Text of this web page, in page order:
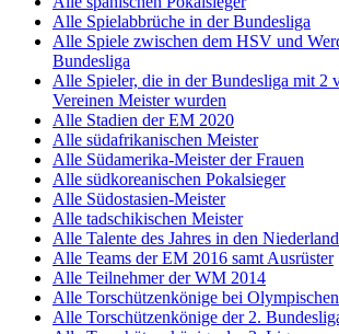
Alle Spielabbrüche in der Bundesliga
Alle Spiele zwischen dem HSV und
Bundesliga
Alle Spieler, die in der Bundesliga mit 2
Vereinen Meister wurden
Alle Stadien der EM 2020
Alle südafrikanischen Meister
Alle Südamerika-Meister der Frauen
Alle südkoreanischen Pokalsieger
Alle Südostasien-Meister
Alle tadschikischen Meister
Alle Talente des Jahres in den
Alle Teams der EM 2016 samt Ausrüster
Alle Teilnehmer der WM 2014
Alle Torschützenkönige bei
Alle Torschützenkönige der 2.